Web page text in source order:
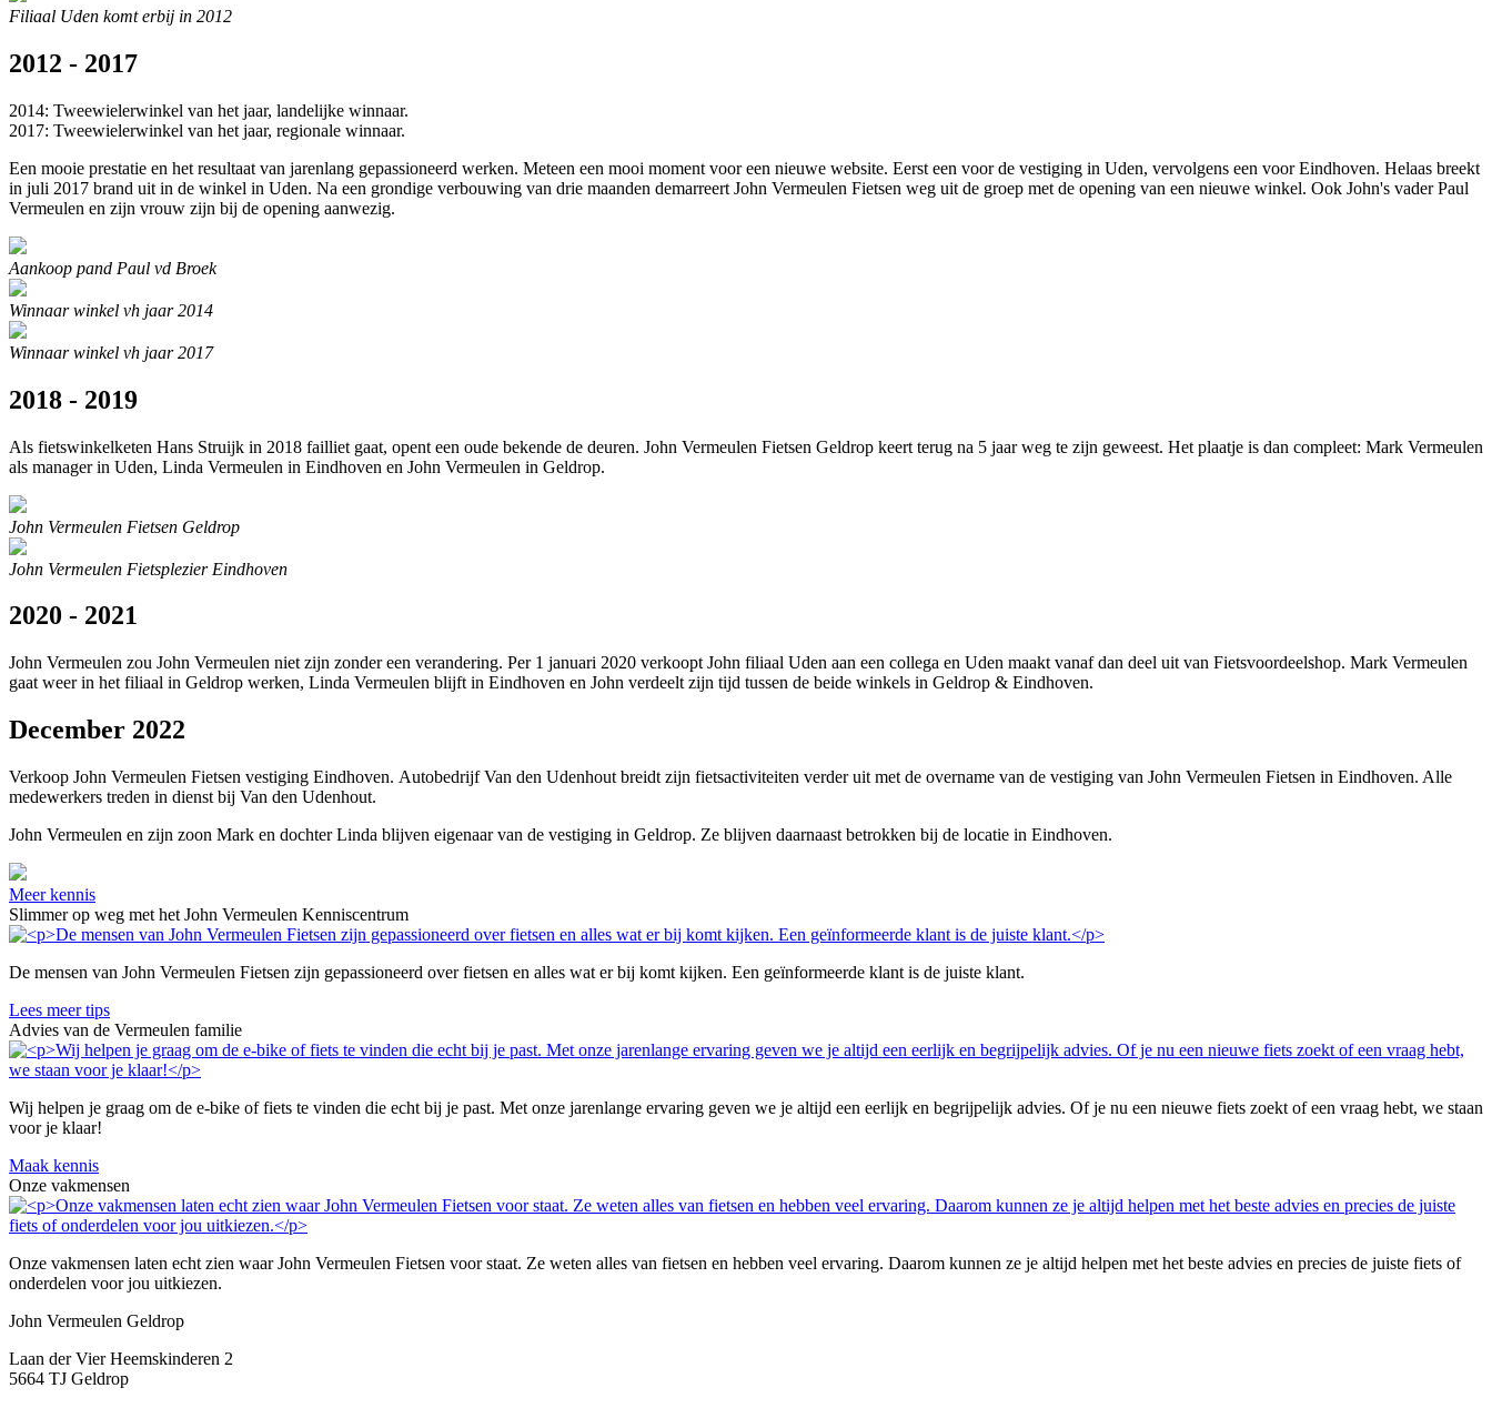
Filiaal Uden komt erbij in 2012
2012 - 2017
2014: Tweewielerwinkel van het jaar, landelijke winnaar.
2017: Tweewielerwinkel van het jaar, regionale winnaar.
Een mooie prestatie en het resultaat van jarenlang gepassioneerd werken. Meteen een mooi moment voor een nieuwe website. Eerst een voor de vestiging in Uden, vervolgens een voor Eindhoven. Helaas breekt
in juli 2017 brand uit in de winkel in Uden. Na een grondige verbouwing van drie maanden demarreert John Vermeulen Fietsen weg uit de groep met de opening van een nieuwe winkel. Ook John's vader Paul
Vermeulen en zijn vrouw zijn bij de opening aanwezig.
Aankoop pand Paul vd Broek
Winnaar winkel vh jaar 2014
Winnaar winkel vh jaar 2017
2018 - 2019
Als fietswinkelketen Hans Struijk in 2018 failliet gaat, opent een oude bekende de deuren. John Vermeulen Fietsen Geldrop keert terug na 5 jaar weg te zijn geweest. Het plaatje is dan compleet: Mark Vermeulen
als manager in Uden, Linda Vermeulen in Eindhoven en John Vermeulen in Geldrop.
John Vermeulen Fietsen Geldrop
John Vermeulen Fietsplezier Eindhoven
2020 - 2021
John Vermeulen zou John Vermeulen niet zijn zonder een verandering. Per 1 januari 2020 verkoopt John filiaal Uden aan een collega en Uden maakt vanaf dan deel uit van Fietsvoordeelshop. Mark Vermeulen
gaat weer in het filiaal in Geldrop werken, Linda Vermeulen blijft in Eindhoven en John verdeelt zijn tijd tussen de beide winkels in Geldrop & Eindhoven.
December 2022
Verkoop John Vermeulen Fietsen vestiging Eindhoven. Autobedrijf Van den Udenhout breidt zijn fietsactiviteiten verder uit met de overname van de vestiging van John Vermeulen Fietsen in Eindhoven. Alle
medewerkers treden in dienst bij Van den Udenhout.
John Vermeulen en zijn zoon Mark en dochter Linda blijven eigenaar van de vestiging in Geldrop. Ze blijven daarnaast betrokken bij de locatie in Eindhoven.
Meer kennis
Slimmer op weg met het John Vermeulen Kenniscentrum
De mensen van John Vermeulen Fietsen zijn gepassioneerd over fietsen en alles wat er bij komt kijken. Een geïnformeerde klant is de juiste klant.
Lees meer tips
Advies van de Vermeulen familie
Wij helpen je graag om de e-bike of fiets te vinden die echt bij je past. Met onze jarenlange ervaring geven we je altijd een eerlijk en begrijpelijk advies. Of je nu een nieuwe fiets zoekt of een vraag hebt, we staan
voor je klaar!
Maak kennis
Onze vakmensen
Onze vakmensen laten echt zien waar John Vermeulen Fietsen voor staat. Ze weten alles van fietsen en hebben veel ervaring. Daarom kunnen ze je altijd helpen met het beste advies en precies de juiste fiets of
onderdelen voor jou uitkiezen.
John Vermeulen Geldrop
Laan der Vier Heemskinderen 2
5664 TJ Geldrop